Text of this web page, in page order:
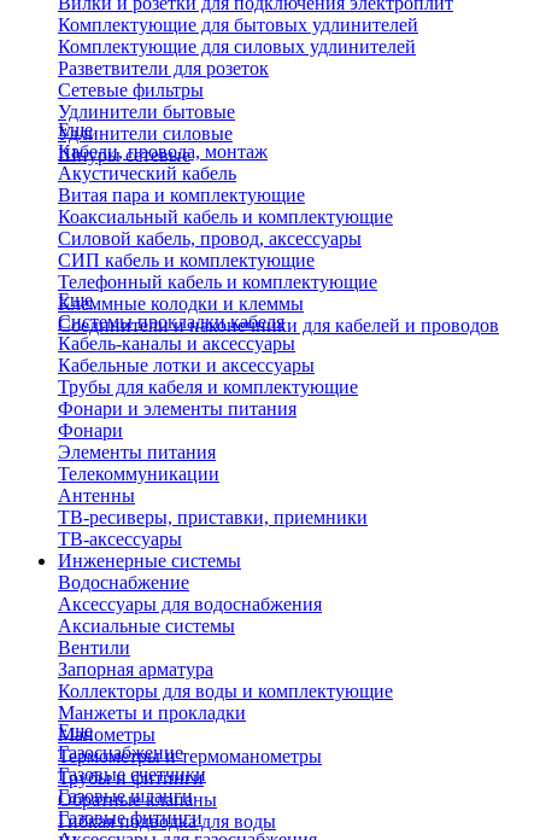
Комплектующие для бытовых удлинителей
Комплектующие для силовых удлинителей
Разветвители для розеток
Сетевые фильтры
Удлинители бытовые
Удлинители силовые
Шнуры сетевые
Еще
Кабели, провода, монтаж
Акустический кабель
Витая пара и комплектующие
Коаксиальный кабель и комплектующие
Силовой кабель, провод, аксессуары
СИП кабель и комплектующие
Телефонный кабель и комплектующие
Клеммные колодки и клеммы
Соединители и наконечники для кабелей и проводов
Еще
Системы прокладки кабеля
Кабель-каналы и аксессуары
Кабельные лотки и аксессуары
Трубы для кабеля и комплектующие
Фонари и элементы питания
Фонари
Элементы питания
Телекоммуникации
Антенны
ТВ-ресиверы, приставки, приемники
ТВ-аксессуары
Инженерные системы
Водоснабжение
Аксессуары для водоснабжения
Аксиальные системы
Вентили
Запорная арматура
Коллекторы для воды и комплектующие
Манжеты и прокладки
Манометры
Термометры и термоманометры
Трубы и фитинги
Обратные клапаны
Гибкая подводка для воды
Еще
Газоснабжение
Газовые счетчики
Газовые шланги
Газовые фитинги